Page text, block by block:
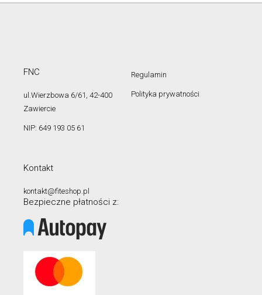
FNC
ul.Wierzbowa 6/61, 42-400
Zawiercie
NIP: 649 193 05 61
Regulamin
Polityka prywatności
Kontakt
kontakt@fiteshop.pl
Bezpieczne płatności z: